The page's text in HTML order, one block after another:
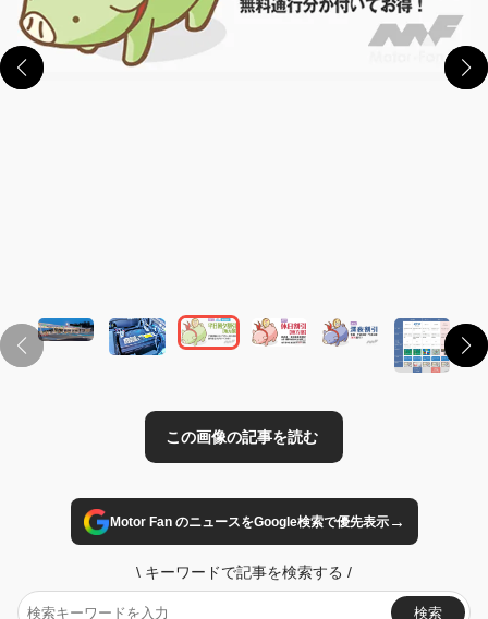
Motor Fan のニュースをGoogle検索で優先表示→
\ キーワードで記事を検索する /
検索